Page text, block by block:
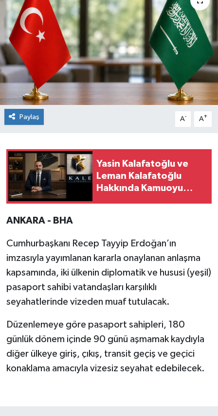
Paylaş A- A+
Yasin Kalafatoğlu ve
Leman Kalafatoğlu
Hakkında Kamuoyu
ANKARA - BHA
Cumhurbaşkanı Recep Tayyip Erdoğan’ın
imzasıyla yayımlanan kararla onaylanan anlaşma
kapsamında, iki ülkenin diplomatik ve hususi (yeşil)
pasaport sahibi vatandaşları karşılıklı
seyahatlerinde vizeden muaf tutulacak.
Düzenlemeye göre pasaport sahipleri, 180
günlük dönem içinde 90 günü aşmamak kaydıyla
diğer ülkeye giriş, çıkış, transit geçiş ve geçici
konaklama amacıyla vizesiz seyahat edebilecek.